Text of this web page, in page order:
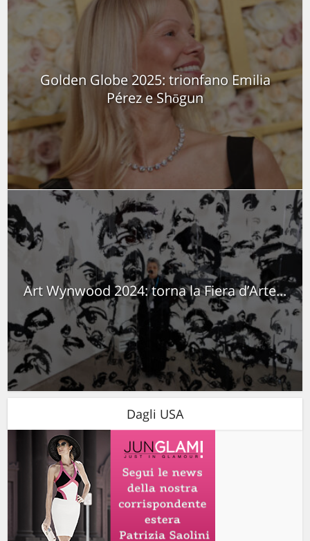
Golden Globe 2025: trionfano Emilia
Pérez e Shōgun
Art Wynwood 2024: torna la Fiera d’Arte...
Dagli USA